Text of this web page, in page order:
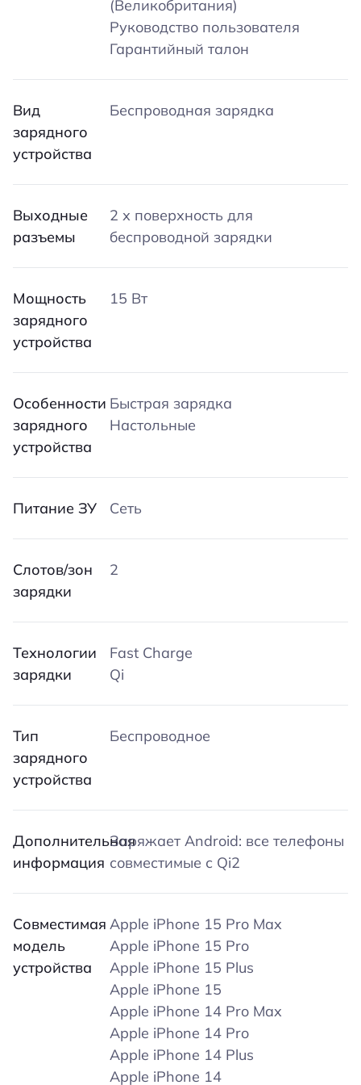
(Великобритания)
Руководство пользователя
Гарантийный талон
Вид
зарядного
устройства
Беспроводная зарядка
Выходные
разъемы
2 х поверхность для
беспроводной зарядки
Мощность
зарядного
устройства
15 Вт
Особенности
зарядного
устройства
Быстрая зарядка
Настольные
Питание ЗУ Сеть
Слотов/зон
зарядки
2
Технологии
зарядки
Fast Charge
Qi
Тип
зарядного
устройства
Беспроводное
Дополнительная
информация
Заряжает Android: все телефоны
совместимые с Qi2
Совместимая
модель
устройства
Apple iPhone 15 Pro Max
Apple iPhone 15 Pro
Apple iPhone 15 Plus
Apple iPhone 15
Apple iPhone 14 Pro Max
Apple iPhone 14 Pro
Apple iPhone 14 Plus
Apple iPhone 14